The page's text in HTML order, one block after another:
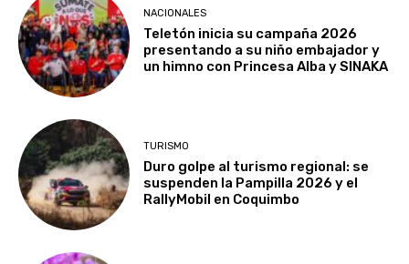
NACIONALES
Teletón inicia su campaña 2026
presentando a su niño embajador y
un himno con Princesa Alba y SINAKA
TURISMO
Duro golpe al turismo regional: se
suspenden la Pampilla 2026 y el
RallyMobil en Coquimbo